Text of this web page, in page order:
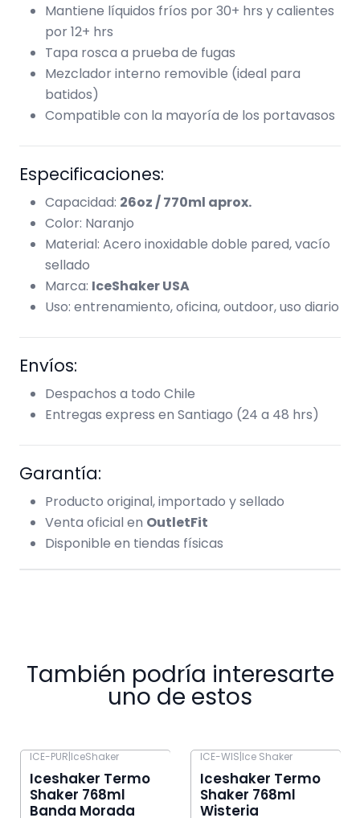
Mantiene líquidos fríos por 30+ hrs y calientes
por 12+ hrs
Tapa rosca a prueba de fugas
Mezclador interno removible (ideal para
batidos)
Compatible con la mayoría de los portavasos
Especificaciones:
Capacidad: 26oz / 770ml aprox.
Color: Naranjo
Material: Acero inoxidable doble pared, vacío
sellado
Marca: IceShaker USA
Uso: entrenamiento, oficina, outdoor, uso diario
Envíos:
Despachos a todo Chile
Entregas express en Santiago (24 a 48 hrs)
Garantía:
Producto original, importado y sellado
Venta oficial en OutletFit
Disponible en tiendas físicas
También podría interesarte
uno de estos
ICE-PUR|IceShaker
Iceshaker Termo
Shaker 768ml
Banda Morada
ICE-WIS|Ice Shaker
Iceshaker Termo
Shaker 768ml
Wisteria